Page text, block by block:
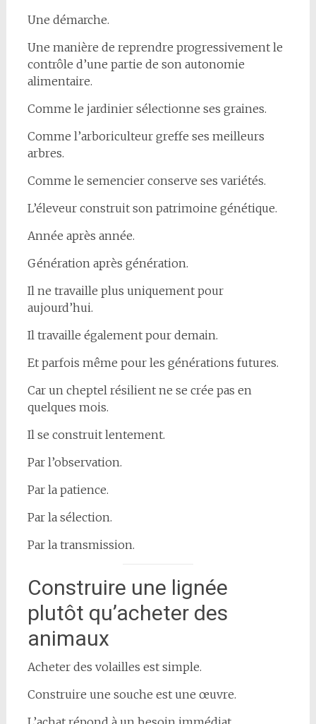
Une démarche.
Une manière de reprendre progressivement le
contrôle d’une partie de son autonomie
alimentaire.
Comme le jardinier sélectionne ses graines.
Comme l’arboriculteur greffe ses meilleurs
arbres.
Comme le semencier conserve ses variétés.
L’éleveur construit son patrimoine génétique.
Année après année.
Génération après génération.
Il ne travaille plus uniquement pour
aujourd’hui.
Il travaille également pour demain.
Et parfois même pour les générations futures.
Car un cheptel résilient ne se crée pas en
quelques mois.
Il se construit lentement.
Par l’observation.
Par la patience.
Par la sélection.
Par la transmission.
Construire une lignée
plutôt qu’acheter des
animaux
Acheter des volailles est simple.
Construire une souche est une œuvre.